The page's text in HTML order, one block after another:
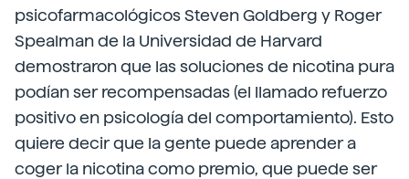
psicofarmacológicos Steven Goldberg y Roger
Spealman de la Universidad de Harvard
demostraron que las soluciones de nicotina pura
podían ser recompensadas (el llamado refuerzo
positivo en psicología del comportamiento). Esto
quiere decir que la gente puede aprender a
coger la nicotina como premio, que puede ser